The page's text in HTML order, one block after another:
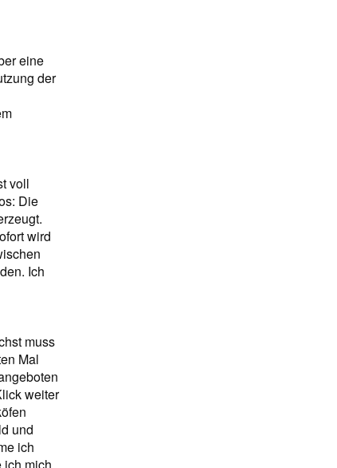
eine
der
voll
Die
wird
Ich
muss
Mal
weiter
und
ich
ich mich